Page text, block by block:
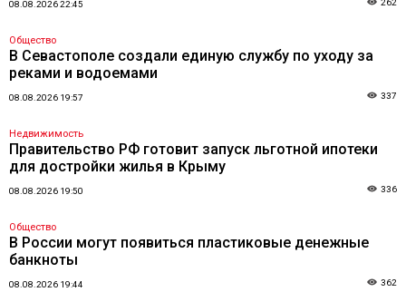
08.08.2026 22:45 262
Общество
В Севастополе создали единую службу по уходу за
реками и водоемами
08.08.2026 19:57 337
Недвижимость
Правительство РФ готовит запуск льготной ипотеки
для достройки жилья в Крыму
08.08.2026 19:50 336
Общество
В России могут появиться пластиковые денежные
банкноты
08.08.2026 19:44 362